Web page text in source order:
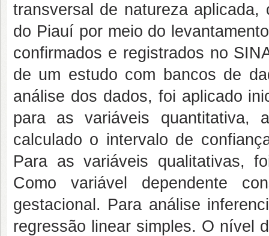
transversal de natureza
do Piauí por meio do
confirmados e registrados no
de um estudo com bancos de
análise dos dados, foi aplicado
para as variáveis quantitativa,
calculado o intervalo de
Para as variáveis qualitativas,
Como variável dependente
gestacional. Para análise
regressão linear simples. O nível